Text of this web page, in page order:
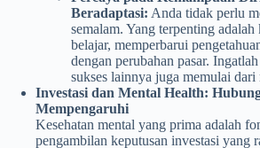
Beradaptasi: Anda tidak perlu
semalam. Yang terpenting
belajar, memperbarui
dengan perubahan pasar.
sukses lainnya juga memulai dari
Investasi dan Mental Health:
Mempengaruhi
Kesehatan mental yang prima adalah
pengambilan keputusan investasi yang